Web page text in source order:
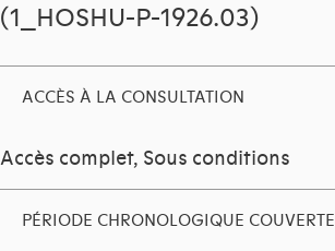
(1_HOSHU-P-1926.03)
ACCÈS À LA CONSULTATION
Accès complet, Sous conditions
PÉRIODE CHRONOLOGIQUE COUVERTE